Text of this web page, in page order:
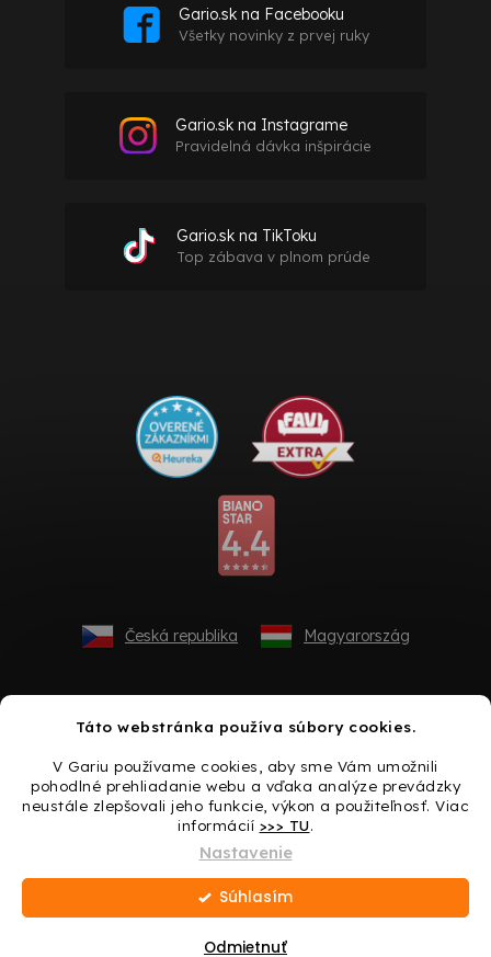
Táto webstránka používa súbory cookies.
V Gariu používame cookies, aby sme Vám umožnili
pohodlné prehliadanie webu a vďaka analýze prevádzky
neustále zlepšovali jeho funkcie, výkon a použiteľnosť. Viac
informácií >>> TU.
Nastavenie
Odmietnuť
Súhlasím
Gario.sk na Facebooku
Všetky novinky z prvej ruky
Gario.sk na Instagrame
Pravidelná dávka inšpirácie
Gario.sk na TikToku
Top zábava v plnom prúde
Česká republika Magyarország
Vytvoril Shoptet
Copyright 2026Gario.sk. Všetky práva vyhradené.Upraviť
nastavenie cookies